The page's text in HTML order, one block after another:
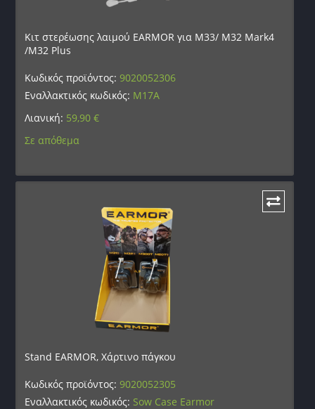
Κιτ στερέωσης λαιμού EARMOR για M33/ M32 Mark4
/M32 Plus
Κωδικός προϊόντος:9020052306
Εναλλακτικός κωδικός: M17A
Λιανική: 59,90€
Σε απόθεμα
Stand EARMOR, Χάρτινο πάγκου
Κωδικός προϊόντος:9020052305
Εναλλακτικός κωδικός: Sow Case Earmor